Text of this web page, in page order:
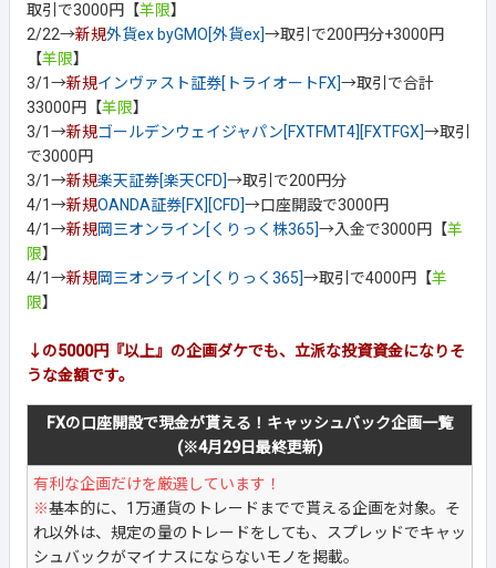
取引で3000円【羊限】
2/22→新規外貨ex byGMO[外貨ex]→取引で200円分+3000円
【羊限】
3/1→新規インヴァスト証券[トライオートFX]→取引で合計
33000円【羊限】
3/1→新規ゴールデンウェイジャパン[FXTFMT4][FXTFGX]→取引
で3000円
3/1→新規楽天証券[楽天CFD]→取引で200円分
4/1→新規OANDA証券[FX][CFD]→口座開設で3000円
4/1→新規岡三オンライン[くりっく株365]→入金で3000円【羊
限】
4/1→新規岡三オンライン[くりっく365]→取引で4000円【羊
限】
↓の5000円『以上』の企画ダケでも、立派な投資資金になりそ
うな金額です。
FXの口座開設で現金が貰える！キャッシュバック企画一覧
(※4月29日最終更新)
有利な企画だけを厳選しています！
※基本的に、1万通貨のトレードまでで貰える企画を対象。そ
れ以外は、規定の量のトレードをしても、スプレッドでキャッ
シュバックがマイナスにならないモノを掲載。